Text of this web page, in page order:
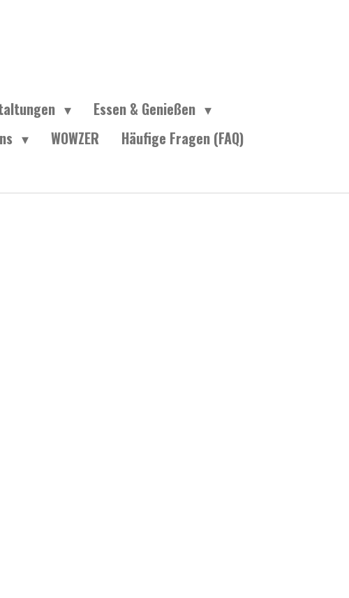
Essen & Genießen
WOWZER Häufige Fragen (FAQ)